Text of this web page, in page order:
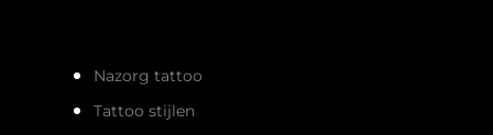
Nazorg tattoo
Tattoo stijlen